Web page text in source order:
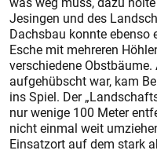
Jesingen und des
Dachsbau konnte ebenso
Esche mit mehreren
verschiedene
aufgehübscht war, kam
ins Spiel. Der
nur wenige 100 Meter
nicht einmal weit
Einsatzort auf dem stark